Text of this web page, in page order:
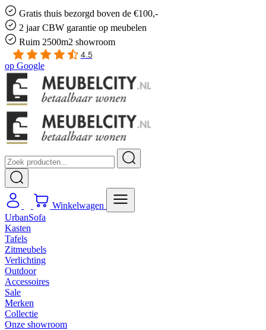
Gratis thuis bezorgd boven de €100,-
2 jaar CBW garantie op meubelen
Ruim 2500m2 showroom
4.5
op Google
Winkelwagen
UrbanSofa
Kasten
Tafels
Zitmeubels
Verlichting
Outdoor
Accessoires
Sale
Merken
Collectie
Onze showroom